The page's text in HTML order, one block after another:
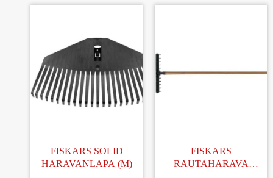
FISKARS SOLID
HARAVANLAPA (M)
FISKARS
RAUTAHARAVA